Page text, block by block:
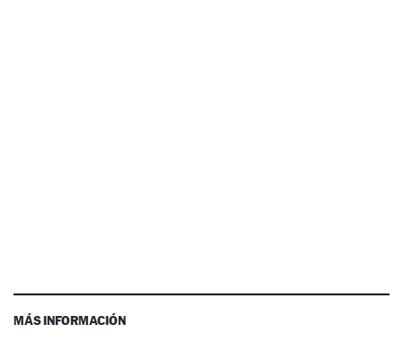
MÁS INFORMACIÓN